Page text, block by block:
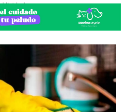
-
en octubre con el bono